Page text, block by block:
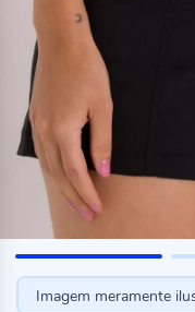
Imagem meramente